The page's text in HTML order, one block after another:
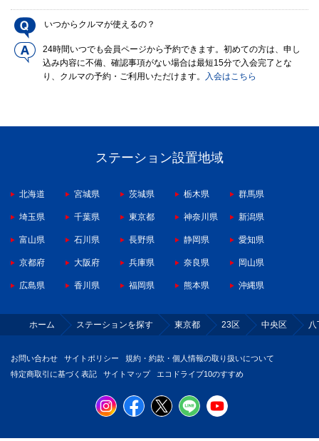
いつからクルマが使えるの？
24時間いつでも会員ページから予約できます。初めての方は、申し
込み内容に不備、確認事項がない場合は最短15分で入会完了とな
り、クルマの予約・ご利用いただけます。
入会はこちら
ステーション設置地域
北海道 宮城県 茨城県 栃木県 群馬県
埼玉県 千葉県 東京都 神奈川県 新潟県
富山県 石川県 長野県 静岡県 愛知県
京都府 大阪府 兵庫県 奈良県 岡山県
広島県 香川県 福岡県 熊本県 沖縄県
ホーム ステーションを探す 東京都 23区 中央区 八
お問い合わせ サイトポリシー
規約・約款・個人情報の取り扱いについて
特定商取引に基づく表記
サイトマップ エコドライブ10のすすめ